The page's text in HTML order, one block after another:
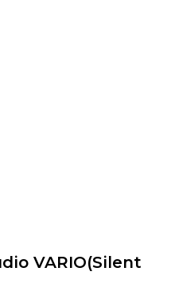
VARIO(Silent